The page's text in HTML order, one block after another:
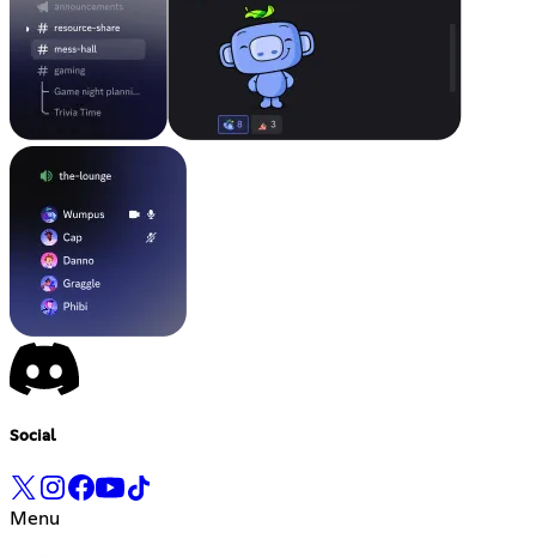
Social
Menu